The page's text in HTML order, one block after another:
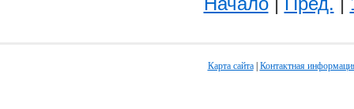
Карта сайта| Контактная